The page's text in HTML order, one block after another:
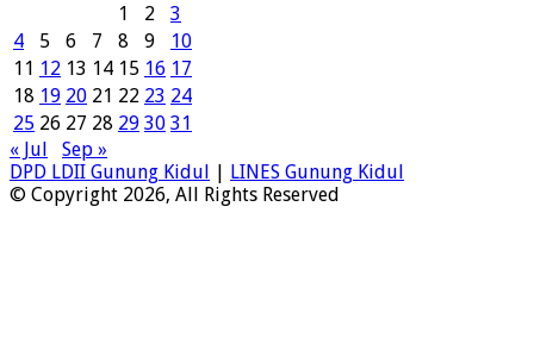
1
2
3
4
5 6 7 8 9
10
11 12 13 14 15 16 17
18 19 20 21 22 23 24
25 26 27 28 29 30 31
« Jul
Sep »
DPD LDII Gunung Kidul | LINES Gunung Kidul
© Copyright 2026, All Rights Reserved